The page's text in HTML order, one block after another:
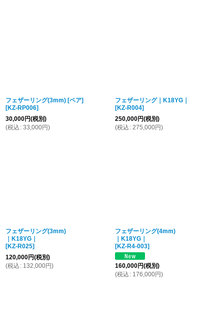
フェザーリング(3mm) [ペア]
[KZ-RP006]
30,000円(税別)
(税込 : 33,000円)
フェザーリング｜K18YG｜
[KZ-R004]
250,000円(税別)
(税込 : 275,000円)
フェザーリング(3mm)
｜K18YG｜
[KZ-R025]
120,000円(税別)
(税込 : 132,000円)
フェザーリング(4mm)
｜K18YG｜
[KZ-R4-003]
160,000円(税別)
(税込 : 176,000円)